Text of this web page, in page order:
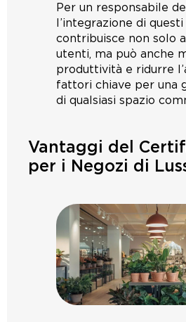
Per un responsabile
l’integrazione di
contribuisce non solo
utenti, ma può anche
produttività e ridurre
fattori chiave per una
di qualsiasi spazio
Vantaggi del
per i Negozi di